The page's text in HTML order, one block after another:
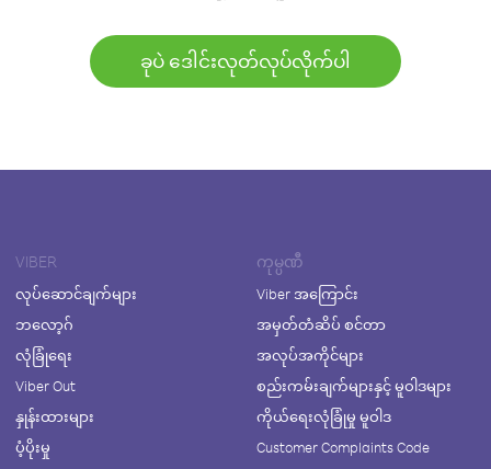
ခုပဲ ဒေါင်းလုတ်လုပ်လိုက်ပါ
VIBER
လုပ်ဆောင်ချက်များ
ဘလော့ဂ်
လုံခြုံရေး
Viber Out
နှုန်းထားများ
ပံ့ပိုးမှု
ကုမ္ပဏီ
Viber အကြောင်း
အမှတ်တံဆိပ် စင်တာ
အလုပ်အကိုင်များ
စည်းကမ်းချက်များနှင့် မူဝါဒများ
ကိုယ်ရေးလုံခြုံမှု မူဝါဒ
Customer Complaints Code